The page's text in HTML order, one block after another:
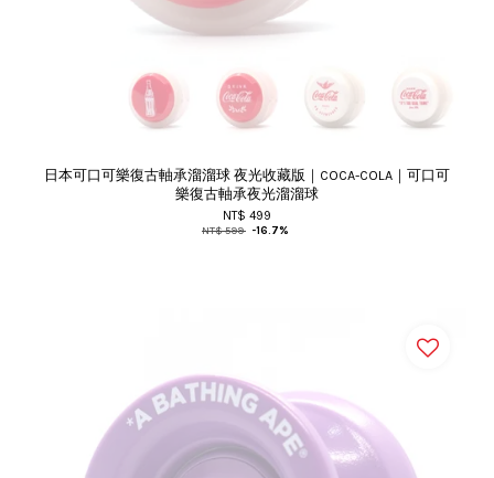
日本可口可樂復古軸承溜溜球 夜光收藏版｜COCA-COLA｜可口可
樂復古軸承夜光溜溜球
NT$ 499
NT$ 599 -16.7%